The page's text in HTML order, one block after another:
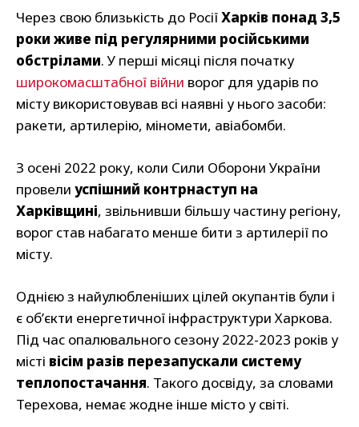
Через свою близькість до РосіїХарків понад 3,5
роки живе під регулярними російськими
обстрілами. У перші місяці після початку
широкомасштабної війни ворог для ударів по
місту використовував всі наявні у нього засоби:
ракети, артилерію, міномети, авіабомби.
З осені 2022 року, коли Сили Оборони України
провели успішний контрнаступ на
Харківщині, звільнивши більшу частину регіону,
ворог став набагато менше бити з артилерії по
місту.
Однією з найулюбленіших цілей окупантів були і
є об’єкти енергетичної інфраструктури Харкова.
Під час опалювального сезону 2022-2023 років у
місті вісім разів перезапускали систему
теплопостачання. Такого досвіду, за словами
Терехова, немає жодне інше місто у світі.